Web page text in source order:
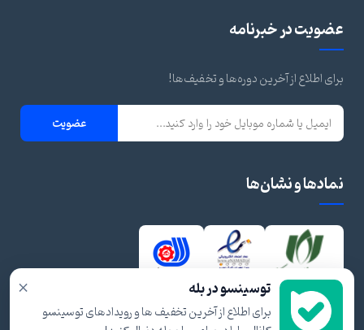
عضویت در خبرنامه
برای اطلاع از آخرین دوره‌ها و تخفیف‌ها!
عضویت
نمادها و نشان‌ها
× توسینسو در بله
برای اطلاع از آخرین تخفیف ها و رویدادهای توسینسو